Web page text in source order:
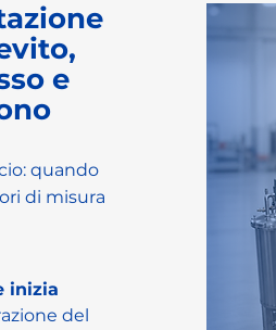
e
quando
di misura
inizia
del